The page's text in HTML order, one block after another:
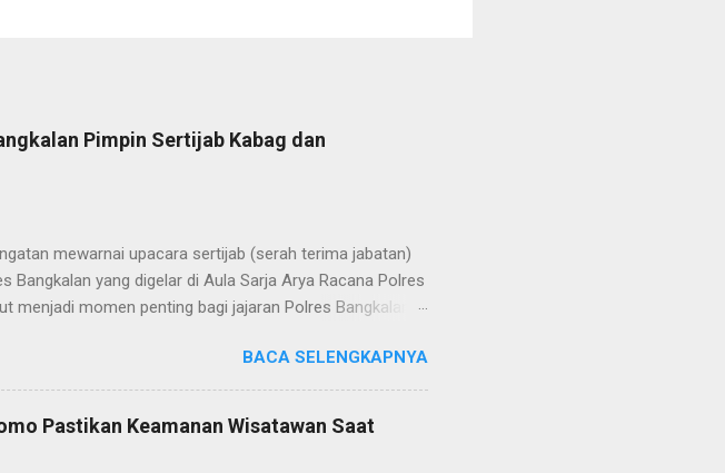
Pimpin Sertijab Kabag dan
mewarnai upacara sertijab (serah terima jabatan)
Bangkalan yang digelar di Aula Sarja Arya Racana Polres
menjadi momen penting bagi jajaran Polres Bangkalan,
Dalam sertijab tersebut, KOMPOL Hery Kusnanto, S.H.,
Bangkalan untuk mengemban amanah baru sebagai
Bangkalan selanjutnya dijabat oleh KOMPOL Moch.
tugas sebagai Kabag Ops Polres Bangkalan. Sementara
BACA SELENGKAPNYA
Pastikan Keamanan Wisatawan Saat